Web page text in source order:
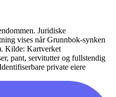
Juridiske
vises når Grunnbok-synken
Kilde: Kartverket
pant, servitutter og fullstendig
private eiere